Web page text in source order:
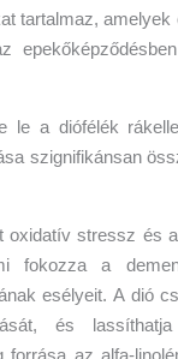
tartalmaz,
le a diófélék
szignifikánsan
oxidatív stressz és
fokozza a
esélyeit. A dió
és
forrása az alfa-